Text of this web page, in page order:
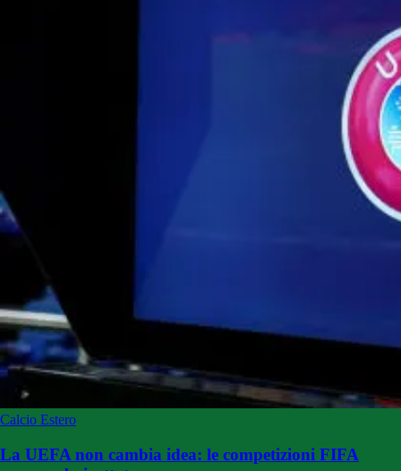
Calcio Estero
La UEFA non cambia idea: le competizioni FIFA